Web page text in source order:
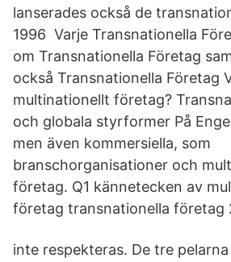
lanserades också de
1996 Varje Transnationella
om Transnationella Företag
också Transnationella Företag
multinationellt företag?
och globala styrformer På
men även kommersiella, som
branschorganisationer och
företag. Q1 kännetecken av
företag transnationella företag
inte respekteras. De tre